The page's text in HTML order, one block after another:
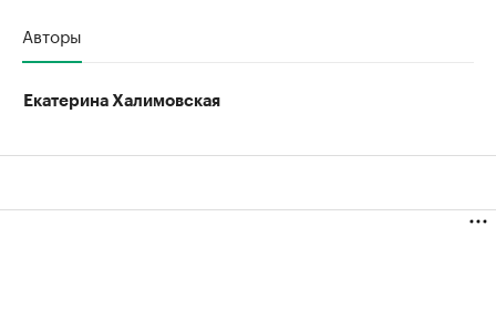
Авторы
Екатерина Халимовская